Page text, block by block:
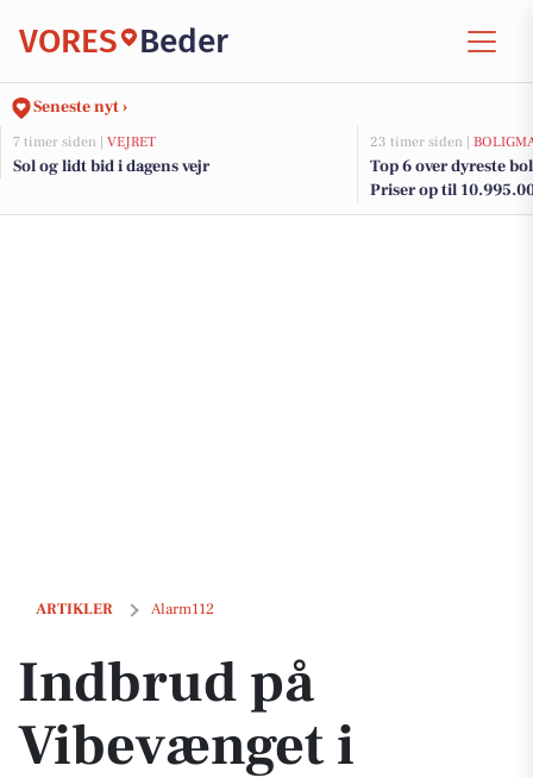
VORES Beder
Seneste nyt ›
7 timer siden | VEJRET
Sol og lidt bid i dagens vejr
23 timer siden |
Top 6 over dyreste
Priser op til
ARTIKLER Alarm112
Indbrud på Vibevænget i Beder
Indbrud på
Vibevænget i